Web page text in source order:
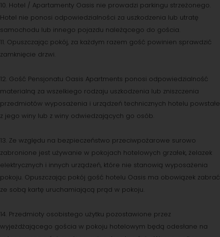
10. Hotel / Apartamenty Oasis nie prowadzi parkingu strzeżonego.
Hotel nie ponosi odpowiedzialności za uszkodzenia lub utratę
samochodu lub innego pojazdu należącego do gościa.
11. Opuszczając pokój, za każdym razem gość powinien sprawdzić
zamknięcie drzwi.
12. Gość Pensjonatu Oasis Apartments ponosi odpowiedzialność
materialną za wszelkiego rodzaju uszkodzenia lub zniszczenia
przedmiotów wyposażenia i urządzeń technicznych hotelu powstałe
z jego winy lub z winy odwiedzających go osób.
13. Ze względu na bezpieczeństwo przeciwpożarowe surowo
zabronione jest używanie w pokojach hotelowych grzałek, żelazek
elektrycznych i innych urządzeń, które nie stanowią wyposażenia
pokoju. Opuszczając pokój gość hotelu Oasis ma obowiązek zabrać
ze sobą kartę uruchamiającą prąd w pokoju.
14. Przedmioty osobistego użytku pozostawione przez
wyjeżdżającego gościa w pokoju hotelowym będą odesłane na